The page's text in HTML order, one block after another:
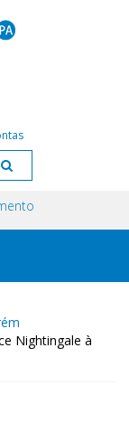
Nightingale à